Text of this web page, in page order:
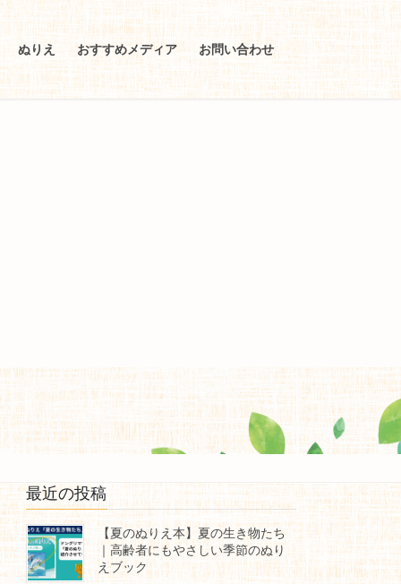
ぬりえ おすすめメディア お問い合わせ
最近の投稿
【夏のぬりえ本】夏の生き物たち
｜高齢者にもやさしい季節のぬり
えブック